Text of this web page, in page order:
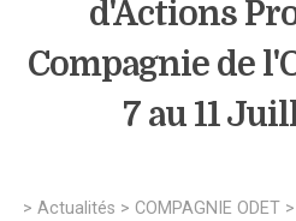
d'Actions
Compagnie de
7 au 11
> Actualités > COMPAGNIE ODET >